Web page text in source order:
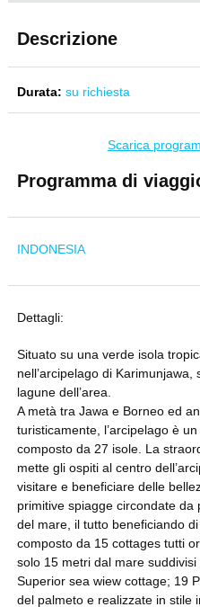
Descrizione
Durata: su richiesta
Scarica
Programma di
INDONESIA
Dettagli:
Situato su una verde isola
nell’arcipelago di
lagune dell’area.
A metà tra Jawa e Borneo ed
turisticamente, l’arcipelago è
composto da 27 isole. La
mette gli ospiti al centro
visitare e beneficiare delle
primitive spiagge circondate
del mare, il tutto beneficiando
composto da 15 cottages tutti
solo 15 metri dal mare
Superior sea wiew cottage; 19
del palmeto e realizzate in stile